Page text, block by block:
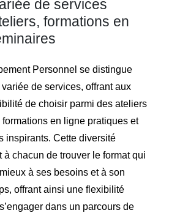
de services
formations en
Personnel se distingue
de services, offrant aux
de choisir parmi des ateliers
formations en ligne pratiques et
inspirants. Cette diversité
à chacun de trouver le format qui
à ses besoins et à son
offrant ainsi une flexibilité
dans un parcours de